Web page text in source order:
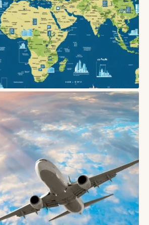
житло в Європі: поради